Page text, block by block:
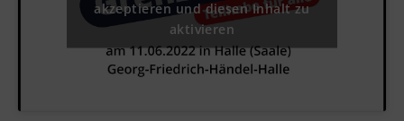
akzeptieren und diesen Inhalt zu
aktivieren